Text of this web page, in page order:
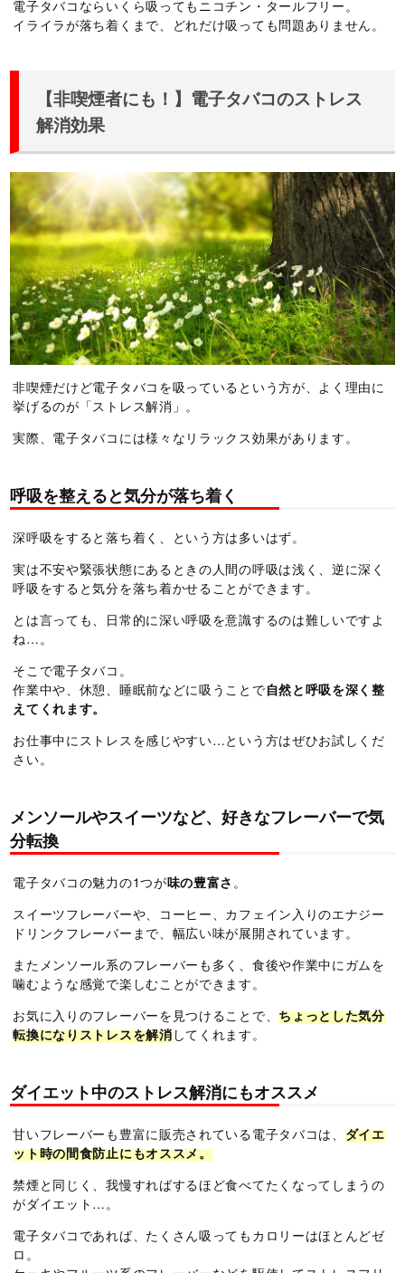
電子タバコならいくら吸ってもニコチン・タールフリー。
イライラが落ち着くまで、どれだけ吸っても問題ありません。
【非喫煙者にも！】電子タバコのストレス
解消効果
非喫煙だけど電子タバコを吸っているという方が、よく理由に
挙げるのが「ストレス解消」。
実際、電子タバコには様々なリラックス効果があります。
呼吸を整えると気分が落ち着く
深呼吸をすると落ち着く、という方は多いはず。
実は不安や緊張状態にあるときの人間の呼吸は浅く、逆に深く
呼吸をすると気分を落ち着かせることができます。
とは言っても、日常的に深い呼吸を意識するのは難しいですよ
ね…。
そこで電子タバコ。
作業中や、休憩、睡眠前などに吸うことで自然と呼吸を深く整
えてくれます。
お仕事中にストレスを感じやすい…という方はぜひお試しくだ
さい。
メンソールやスイーツなど、好きなフレーバーで気
分転換
電子タバコの魅力の1つが味の豊富さ 。
スイーツフレーバーや、コーヒー、カフェイン入りのエナジー
ドリンクフレーバーまで、幅広い味が展開されています。
またメンソール系のフレーバーも多く、食後や作業中にガムを
噛むような感覚で楽しむことができます。
お気に入りのフレーバーを見つけることで、ちょっとした気分
転換になりストレスを解消してくれます。
ダイエット中のストレス解消にもオススメ
甘いフレーバーも豊富に販売されている電子タバコは、 ダイエ
ット時の間食防止にもオススメ。
禁煙と同じく、我慢すればするほど食べてたくなってしまうの
がダイエット…。
電子タバコであれば、たくさん吸ってもカロリーはほとんどゼ
ロ。